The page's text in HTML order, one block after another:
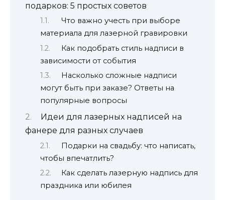
подарков: 5 простых советов
Что важно учесть при выборе
материала для лазерной гравировки
Как подобрать стиль надписи в
зависимости от события
Насколько сложные надписи
могут быть при заказе? Ответы на
популярные вопросы
Идеи для лазерных надписей на
фанере для разных случаев
Подарки на свадьбу: что написать,
чтобы впечатлить?
Как сделать лазерную надпись для
праздника или юбилея